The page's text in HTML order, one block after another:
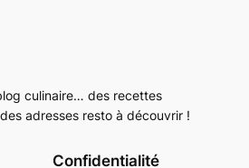
culinaire… des recettes
adresses resto à découvrir !
Confidentialité